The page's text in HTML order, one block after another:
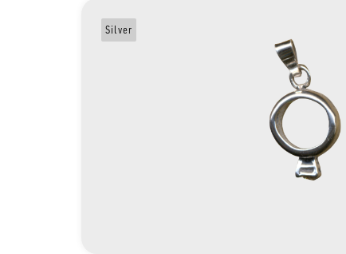
Silver